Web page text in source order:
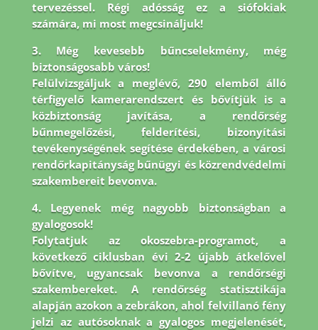
tervezéssel. Régi adósság ez a siófokiak
számára, mi most megcsináljuk!
3. Még kevesebb bűncselekmény, még
biztonságosabb város!
Felülvizsgáljuk a meglévő, 290 elemből álló
térfigyelő kamerarendszert és bővítjük is a
közbiztonság javítása, a rendőrség
bűnmegelőzési, felderítési, bizonyítási
tevékenységének segítése érdekében, a városi
rendőrkapitányság bűnügyi és közrendvédelmi
szakembereit bevonva.
4. Legyenek még nagyobb biztonságban a
gyalogosok!
Folytatjuk az okoszebra-programot, a
következő ciklusban évi 2-2 újabb átkelővel
bővítve, ugyancsak bevonva a rendőrségi
szakembereket. A rendőrség statisztikája
alapján azokon a zebrákon, ahol felvillanó fény
jelzi az autósoknak a gyalogos megjelenését,